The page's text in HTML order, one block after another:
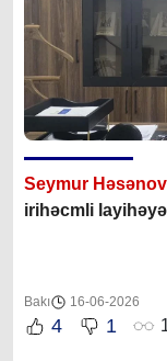
Seymur
irihəcmli layihəyə
Bakı 16-06-2026
4 1